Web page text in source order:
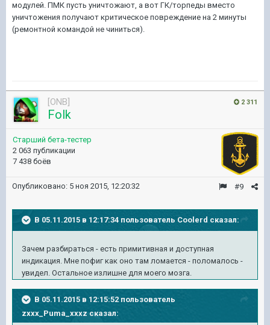
модулей. ПМК пусть уничтожают, а вот ГК/торпеды вместо
уничтожения получают критическое повреждение на 2 минуты
(ремонтной командой не чиниться).
2 311
[ONB]
Folk
Старший бета-тестер
2 063 публикации
7 438 боёв
#9
Опубликовано: 5 ноя 2015, 12:20:32
В 05.11.2015 в 12:17:34 пользователь Coolerd сказал:
Зачем разбираться - есть примитивная и доступная
индикация. Мне пофиг как оно там ломается - поломалось -
увидел. Остальное излишне для моего мозга.
В 05.11.2015 в 12:15:52 пользователь
zxxx_Puma_xxxz сказал: